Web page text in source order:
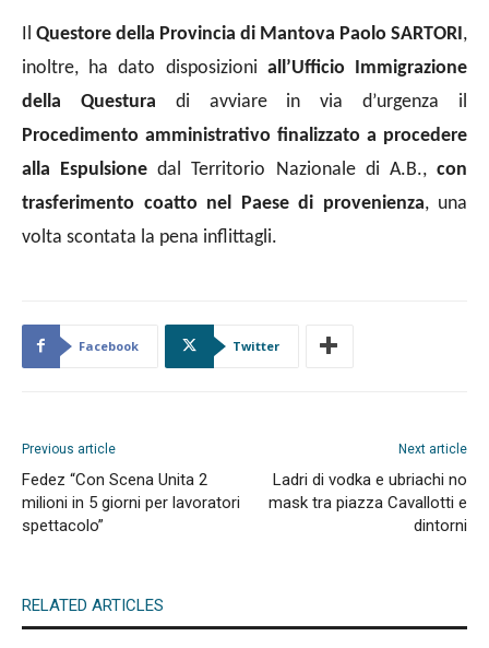
Questore della Provincia di Mantova Paolo SARTORI ,
inoltre, ha dato disposizioni all’Ufficio Immigrazione
della Questura
di avviare in via d’urgenza il
Procedimento amministrativo finalizzato a procedere
alla Espulsione dal Territorio Nazionale di A.B.,con
trasferimento coatto nel Paese di provenienza, una
volta scontata la pena inflittagli.
Facebook Twitter
Previous article
Fedez “Con Scena Unita 2
milioni in 5 giorni per lavoratori
spettacolo”
Next article
Ladri di vodka e ubriachi no
mask tra piazza Cavallotti e
dintorni
RELATED ARTICLES